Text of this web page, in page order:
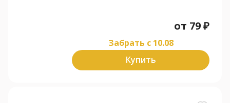
от 79₽
Забрать c 10.08
Купить